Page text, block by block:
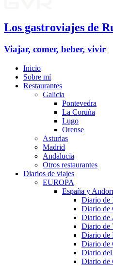
Los gastroviajes de
Viajar, comer, beber, vivir
Inicio
Sobre mí
Restaurantes
Galicia
Pontevedra
La Coruña
Lugo
Orense
Asturias
Madrid
Andalucía
Otros restaurantes
Diarios de viajes
EUROPA
España y
Diario de
Diario de
Diario de
Diario de
Diario de
Diario de
Diario
Diario de